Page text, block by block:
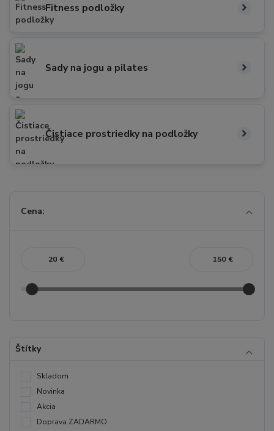
Fitness podložky
Sady na jogu a pilates
Čistiace prostriedky na podložky
Cena:
€ €
Štítky
Skladom
Novinka
Akcia
Doprava ZADARMO